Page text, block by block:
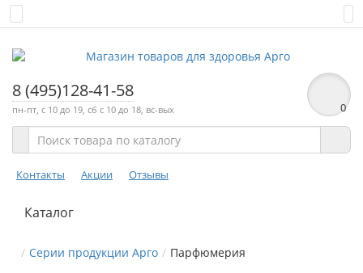
8 (495)128-41-58
пн-пт, с 10 до 19, сб с 10 до 18, вс-вых 0
Контакты Акции Отзывы
Каталог
Серии продукции Арго Парфюмерия